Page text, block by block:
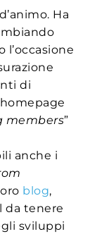
Ha
l’occasione
di
members”
anche i
blog,
da tenere
sviluppi